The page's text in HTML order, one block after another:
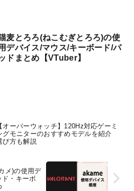
麦とろろ(ねこむぎとろろ)の使
デバイス/マウス/キーボード/パ
ドまとめ【VTuber】
【オーバーウォッチ】120Hz対応ゲーミ
グモニターのおすすめモデルを紹介
び方も解説
メ)の使用デ
・キーボ